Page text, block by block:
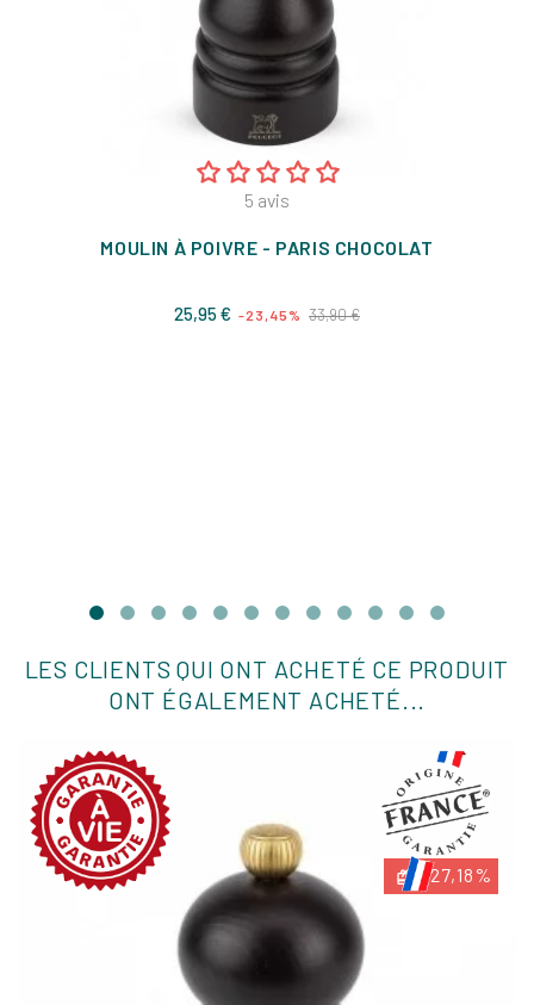
5 avis
MOULIN À POIVRE - PARIS CHOCOLAT
25,95 € Prix
-23,45% 33,90 €Prix
LES CLIENTS QUI ONT ACHETÉ CE PRODUIT
ONT ÉGALEMENT ACHETÉ...
-27,18%